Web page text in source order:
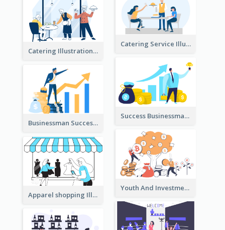
Catering Service Illustration
Catering Illustration
Success Businessman Illustration
Businessman Success Illustration
Youth And Investment Illustration
Apparel shopping Illustration